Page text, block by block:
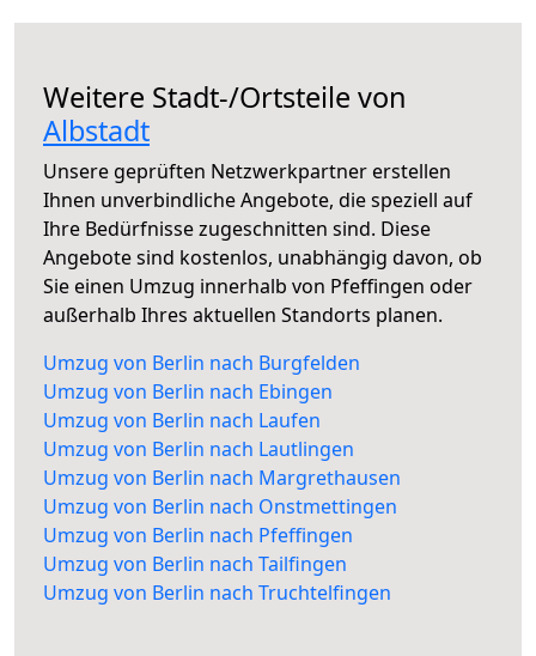
Weitere Stadt-/Ortsteile von
Albstadt
Unsere geprüften Netzwerkpartner erstellen
Ihnen unverbindliche Angebote, die speziell auf
Ihre Bedürfnisse zugeschnitten sind. Diese
Angebote sind kostenlos, unabhängig davon, ob
Sie einen Umzug innerhalb von Pfeffingen oder
außerhalb Ihres aktuellen Standorts planen.
Umzug von Berlin nach Burgfelden
Umzug von Berlin nach Ebingen
Umzug von Berlin nach Laufen
Umzug von Berlin nach Lautlingen
Umzug von Berlin nach Margrethausen
Umzug von Berlin nach Onstmettingen
Umzug von Berlin nach Pfeffingen
Umzug von Berlin nach Tailfingen
Umzug von Berlin nach Truchtelfingen